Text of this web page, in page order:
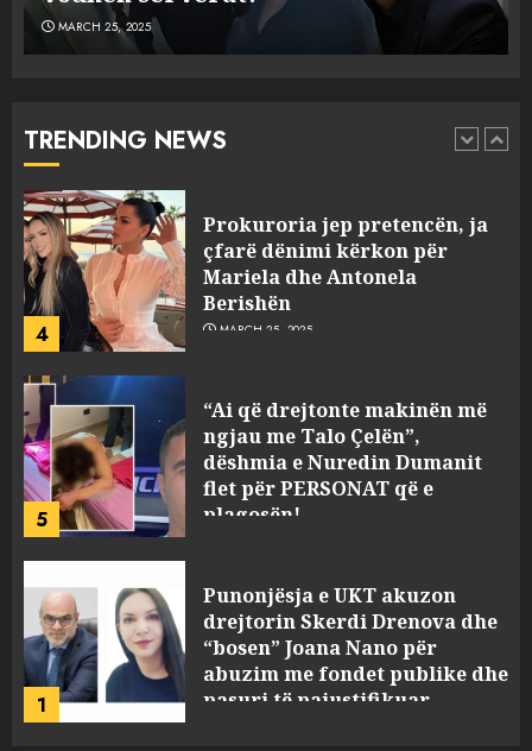
MARCH 25, 2025
TRENDING NEWS
4
Prokuroria jep pretencën, ja
MARCH 25, 2025
5
“Ai që drejtonte makinën më
ngjau me Talo Çelën”,
dëshmia e Nuredin Dumanit
flet për PERSONAT që e
plagosën!
1
Punonjësja e UKT akuzon
drejtorin Skerdi Drenova dhe
“bosen” Joana Nano për
abuzim me fondet publike dhe
pasuri të pajustifikuar
2
Incidenti në ndeshjen
Apolonia- Gramshi, nis
procedim penal për Koço
Kokëdhimën (VIDEO)
MARCH 27, 2025